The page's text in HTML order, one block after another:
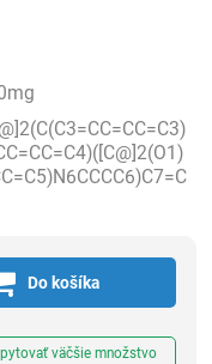
Do košíka
väčšie množstvo